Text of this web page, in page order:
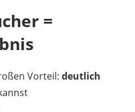
=
Vorteil: deutlich